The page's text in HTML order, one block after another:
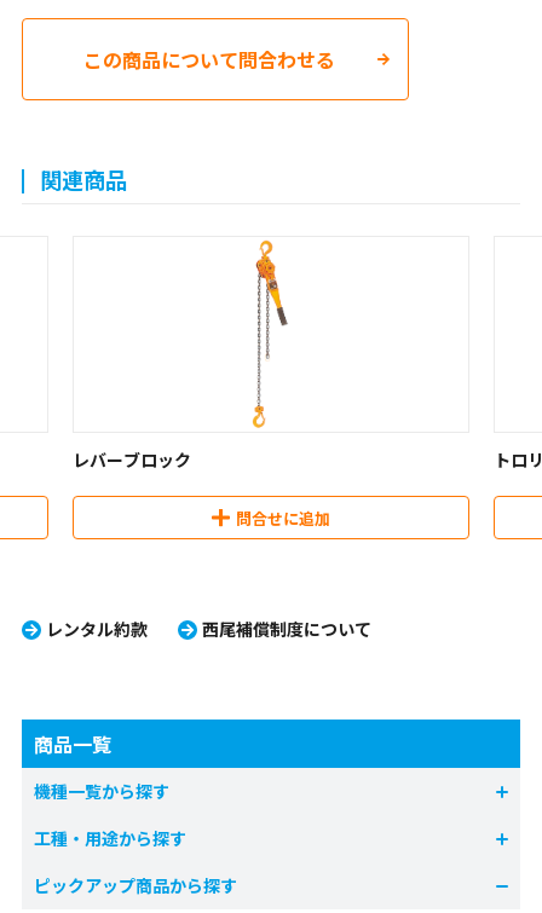
この商品について問合わせる
関連商品
レバーブロック
問合せに追加
トロリ(プ
レンタル約款 西尾補償制度について
商品一覧
機種一覧から探す
工種・用途から探す
ピックアップ商品から探す